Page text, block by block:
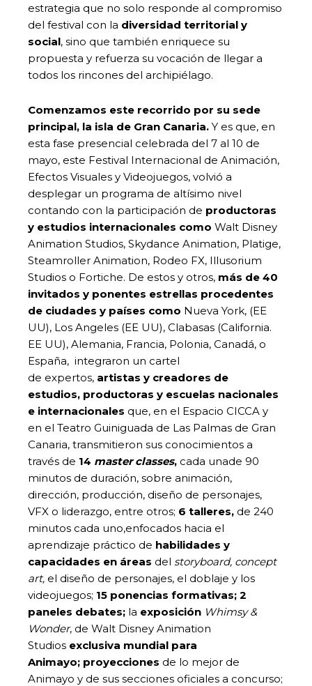
estrategia que no solo responde al compromiso
del festival con la diversidad territorial y
social, sino que también enriquece su
propuesta y refuerza su vocación de llegar a
todos los rincones del archipiélago.
Comenzamos este recorrido por su sede
principal, la isla de Gran Canaria. Y es que, en
esta fase presencial celebrada del 7 al 10 de
mayo, este Festival Internacional de Animación,
Efectos Visuales y Videojuegos, volvió a
desplegar un programa de altísimo nivel
contando con la participación de productoras
y estudios internacionales como Walt Disney
Animation Studios, Skydance Animation, Platige,
Steamroller Animation, Rodeo FX, Illusorium
Studios o Fortiche. De estos y otros, más de 40
invitados y ponentes estrellas procedentes
de ciudades y países como Nueva York, (EE
UU), Los Angeles (EE UU), Clabasas (California.
EE UU), Alemania, Francia, Polonia, Canadá, o
España, integraron un cartel
de expertos, artistas y creadores de
estudios, productoras y escuelas nacionales
e internacionales que, en el Espacio CICCA y
en el Teatro Guiniguada de Las Palmas de Gran
Canaria, transmitieron sus conocimientos a
través de 14 master classes, cada unade 90
minutos de duración, sobre animación,
dirección, producción, diseño de personajes,
VFX o liderazgo, entre otros; 6 talleres, de 240
minutos cada uno,enfocados hacia el
aprendizaje práctico de habilidades y
capacidades en áreas del storyboard, concept
art, el diseño de personajes, el doblaje y los
videojuegos; 15 ponencias formativas; 2
paneles debates; la exposición Whimsy &
Wonder, de Walt Disney Animation
Studios exclusiva mundial para
Animayo; proyecciones de lo mejor de
Animayo y de sus secciones oficiales a concurso;